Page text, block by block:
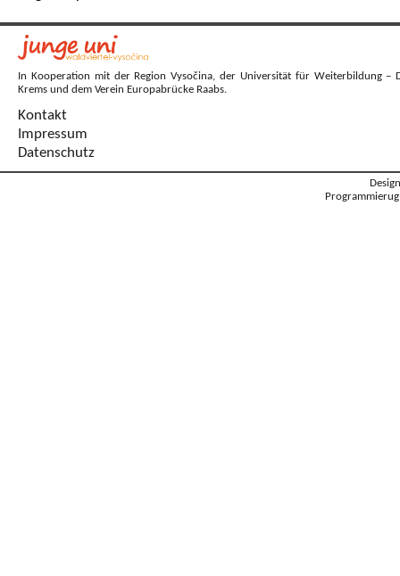
In Kooperation mit der Region Vysočina, der Universität für Weiterbildung –
Krems und dem Verein Europabrücke Raabs.
Kontakt
Impressum
Datenschutz